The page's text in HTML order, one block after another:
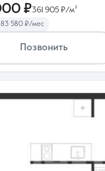
₽361 905 ₽/м²
83 580 ₽/мес
Позвонить